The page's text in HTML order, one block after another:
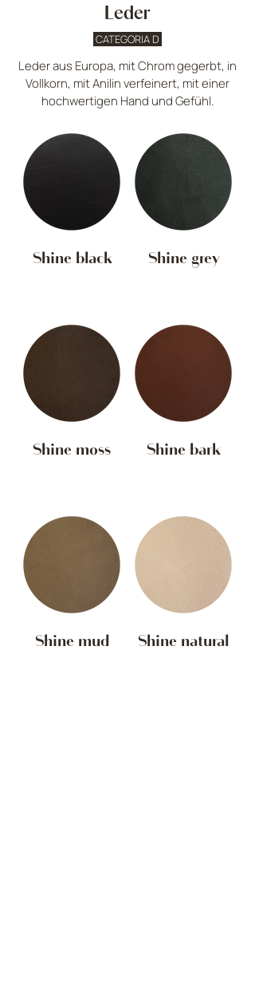
Leder
CATEGORIA D
Leder aus Europa, mit Chrom gegerbt, in
Vollkorn, mit Anilin verfeinert, mit einer
hochwertigen Hand und Gefühl.
Shine black Shine grey
Shine moss Shine bark
Shine mud Shine natural